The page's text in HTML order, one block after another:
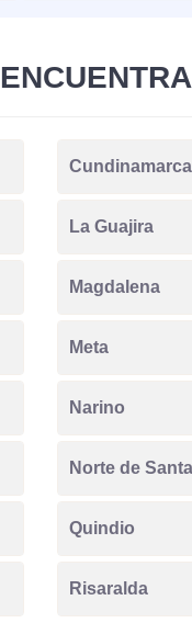
Cundinamarca
La Guajira
Magdalena
Meta
Narino
Norte de
Quindio
Risaralda